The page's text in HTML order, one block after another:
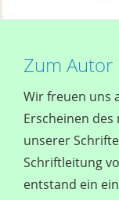
Zum Autor
Wir freuen uns
Erscheinen
unserer
Schriftleitung
entstand ein